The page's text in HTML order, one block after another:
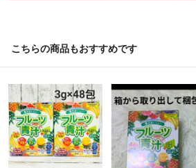
こちらの商品もおすすめです